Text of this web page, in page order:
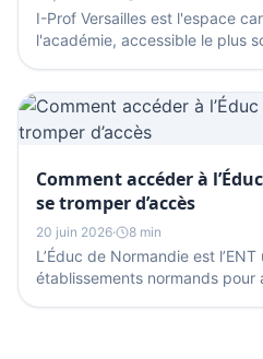
I-Prof Versailles est l'espace
l'académie, accessible le plus
Comment accéder à
se tromper d’accès
20 juin 2026· 8 min
L’Éduc de Normandie est
établissements normands pour